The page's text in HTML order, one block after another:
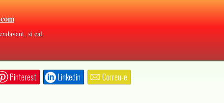
si cal.
Pinterest Linkedin Correu-e